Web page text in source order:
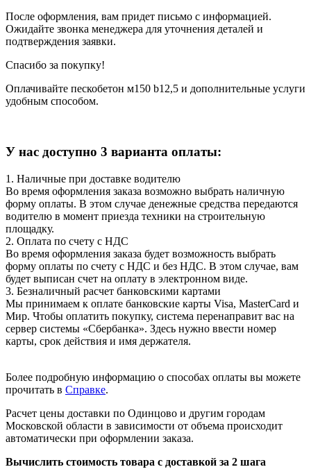
После оформления, вам придет письмо с информацией.
Ожидайте звонка менеджера для уточнения деталей и
подтверждения заявки.
Спасибо за покупку!
Оплачивайте пескобетон м150 b12,5 и дополнительные услуги
удобным способом.
У нас доступно 3 варианта оплаты:
1. Наличные при доставке водителю
Во время оформления заказа возможно выбрать наличную
форму оплаты. В этом случае денежные средства передаются
водителю в момент приезда техники на строительную
площадку.
2. Оплата по счету с НДС
Во время оформления заказа будет возможность выбрать
форму оплаты по счету с НДС и без НДС. В этом случае, вам
будет выписан счет на оплату в электронном виде.
3. Безналичный расчет банковскими картами
Мы принимаем к оплате банковские карты Visa, MasterCard и
Мир. Чтобы оплатить покупку, система перенаправит вас на
сервер системы «Сбербанка». Здесь нужно ввести номер
карты, срок действия и имя держателя.
Более подробную информацию о способах оплаты вы можете
прочитать в Справке.
Расчет цены доставки по Одинцово и другим городам
Московской области в зависимости от объема происходит
автоматически при оформлении заказа.
Вычислить стоимость товара с доставкой за 2 шага